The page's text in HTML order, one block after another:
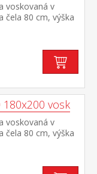
voskovaná v
čela 80 cm, výška
a
výška
rozmer
R1 odporúčaná
180x200 vosk
voskovaná v
čela 80 cm, výška
a
výška
rozmer